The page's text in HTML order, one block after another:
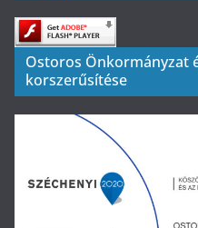
Ostoros Önkormányzat
korszerűsítése